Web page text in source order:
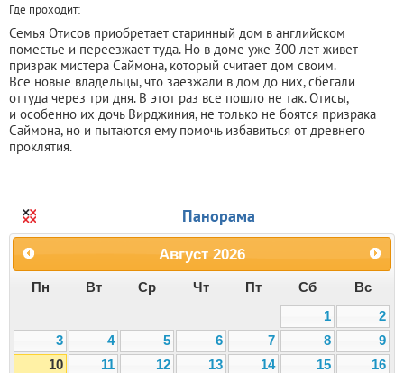
Где проходит:
Семья Отисов приобретает старинный дом в английском
поместье и переезжает туда. Но в доме уже 300 лет живет
призрак мистера Саймона, который считает дом своим.
Все новые владельцы, что заезжали в дом до них, сбегали
оттуда через три дня. В этот раз все пошло не так. Отисы,
и особенно их дочь Вирджиния, не только не боятся призрака
Саймона, но и пытаются ему помочь избавиться от древнего
проклятия.
Панорама
Август 2026
Пн Вт Ср Чт Пт Сб
Вс
1
2
3
4 5 6 7 8
9
10
11 12 13 14 15
16